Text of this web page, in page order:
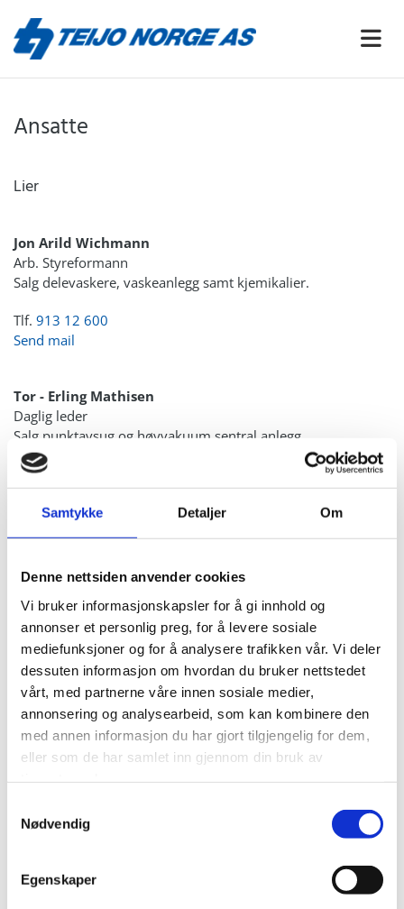
Samtykke Detaljer Om
Denne nettsiden anvender cookies
Vi bruker informasjonskapsler for å gi innhold og
annonser et personlig preg, for å levere sosiale
mediefunksjoner og for å analysere trafikken vår. Vi deler
dessuten informasjon om hvordan du bruker nettstedet
vårt, med partnerne våre innen sosiale medier,
annonsering og analysearbeid, som kan kombinere den
med annen informasjon du har gjort tilgjengelig for dem,
eller som de har samlet inn gjennom din bruk av
Nødvendig
Egenskaper
Ansatte
Lier
Jon Arild Wichmann
Arb. Styreformann
Salg delevaskere, vaskeanlegg samt kjemikalier.
Tlf. 913 12 600
Send mail
Tor - Erling Mathisen
Daglig leder
Salg punktavsug og høyvakuum sentral anlegg
Tlf.959 77 713
Send mail
Servicetekniker
Tlf. 916 84 728
Send mail
Håvard Grande
Lager og logistikkansvarlig
Tlf.488 67 185
Send mail
Eirik Mostad Øyasæter
Salg og produktansvarlig , Delevaskere og kjemikalier
Tlf.45654255